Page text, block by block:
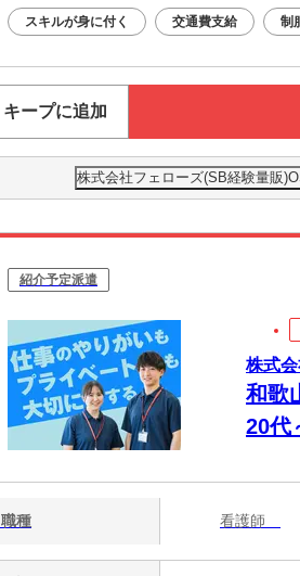
スキルが身に付く 交通費支給 制
キープに追加
株式会社フェローズ(SB経験量販
紹介予定派遣
株式
和歌
20代
職種 看護師